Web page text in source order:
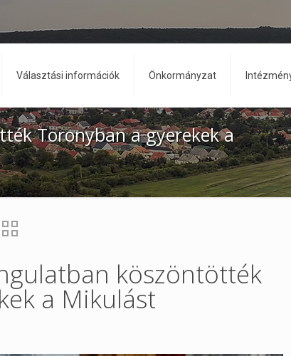
Választási információk Önkormányzat
Toronyban a gyerekek a
köszöntötték
a Mikulást